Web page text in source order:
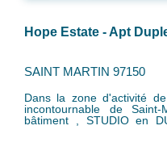
Hope Estate - Apt
SAINT MARTIN 97150
Dans la zone d'activité
incontournable de
bâtiment , STUDIO en